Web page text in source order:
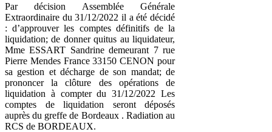
Par décision Assemblée Générale
Extraordinaire du 31/12/2022 il a été décidé
: d’approuver les comptes définitifs de la
liquidation; de donner quitus au liquidateur,
Mme ESSART Sandrine demeurant 7 rue
Pierre Mendes France 33150 CENON pour
sa gestion et décharge de son mandat; de
prononcer la clôture des opérations de
liquidation à compter du 31/12/2022 Les
comptes de liquidation seront déposés
auprès du greffe de Bordeaux . Radiation au
RCS de BORDEAUX.